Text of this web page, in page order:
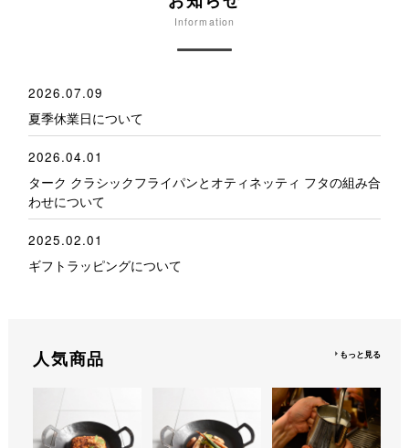
Information
2026.07.09
夏季休業日について
2026.04.01
ターク クラシックフライパンとオティネッティ フタの組み合
わせについて
2025.02.01
ギフトラッピングについて
人気商品 もっと見る